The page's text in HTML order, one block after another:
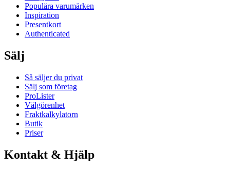
Populära varumärken
Inspiration
Presentkort
Authenticated
Sälj
Så säljer du privat
Sälj som företag
ProLister
Välgörenhet
Fraktkalkylatorn
Butik
Priser
Kontakt & Hjälp